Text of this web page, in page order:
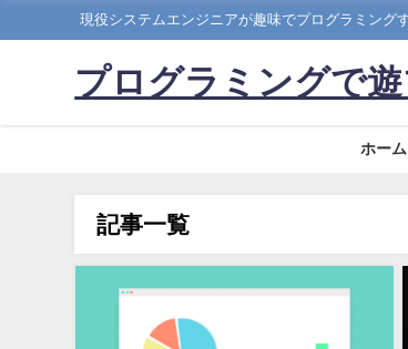
現役システムエンジニアが趣味でプログラミング
プログラミングで
ホーム
記事一覧